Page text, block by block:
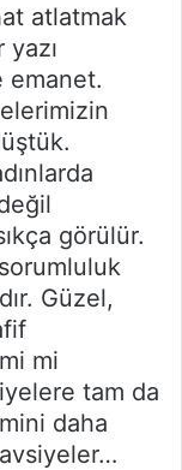
atlatmak
emanet.
görülür.
Güzel,
mi
tam da
daha